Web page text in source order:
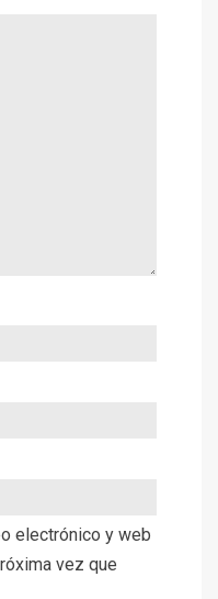
electrónico y web
vez que